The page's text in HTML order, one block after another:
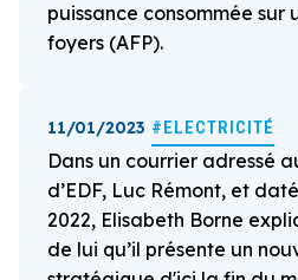
puissance consommée sur
foyers (AFP).
11/01/2023 #ELECTRICITÉ
Dans un courrier adressé
d’EDF, Luc Rémont, et
2022, Elisabeth Borne
de lui qu’il présente un